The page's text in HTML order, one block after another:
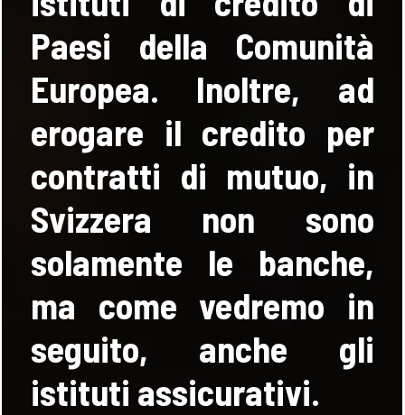
Paesi della Comunità
Europea. Inoltre, ad
erogare il credito per
contratti di mutuo, in
Svizzera non sono
solamente le banche,
ma come vedremo in
seguito, anche gli
istituti assicurativi.